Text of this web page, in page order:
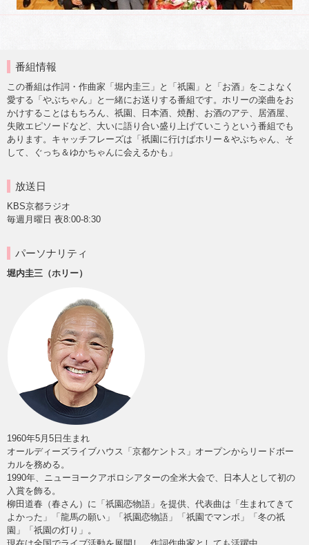
番組情報
この番組は作詞・作曲家「堀内圭三」と「祇園」と「お酒」をこよなく
愛する「やぶちゃん」と一緒にお送りする番組です。ホリーの楽曲をお
かけすることはもちろん、祇園、日本酒、焼酎、お酒のアテ、居酒屋、
失敗エピソードなど、大いに語り合い盛り上げていこうという番組でも
あります。キャッチフレーズは「祇園に行けばホリー＆やぶちゃん、そ
して、ぐっち＆ゆかちゃんに会えるかも」
放送日
KBS京都ラジオ
毎週月曜日 夜8:00-8:30
パーソナリティ
堀内圭三（ホリー）
1960年5月5日生まれ
オールディーズライブハウス「京都ケントス」オープンからリードボー
カルを務める。
1990年、ニューヨークアポロシアターの全米大会で、日本人として初の
入賞を飾る。
柳田道春（春さん）に「祇園恋物語」を提供、代表曲は「生まれてきて
よかった」「龍馬の願い」「祇園恋物語」「祇園でマンボ」「冬の祇
園」「祇園の灯り」。